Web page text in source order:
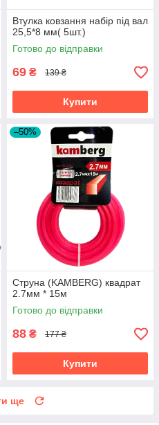
Втулка ковзання набір під вал
25,5*8 мм( 5шт.)
Готово до відправки
69 ₴ 139 ₴
Купити
–50%
Струна (KAMBERG) квадрат
2.7мм * 15м
Готово до відправки
88 ₴ 177 ₴
Купити
ще